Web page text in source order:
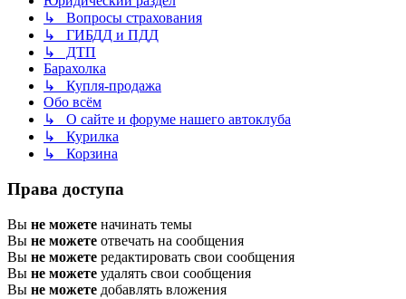
↳ Вопросы страхования
↳ ГИБДД и ПДД
↳ ДТП
Барахолка
↳ Купля-продажа
Обо всём
↳ О сайте и форуме нашего автоклуба
↳ Курилка
↳ Корзина
Права доступа
Вы не можете начинать темы
Вы не можете отвечать на сообщения
Вы не можете редактировать свои сообщения
Вы не можете удалять свои сообщения
Вы не можете добавлять вложения